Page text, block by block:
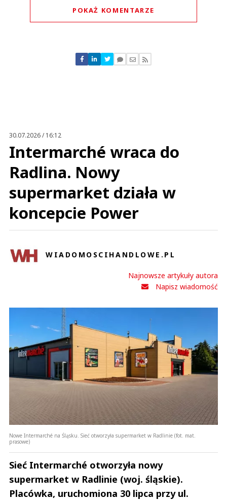
POKAŻ KOMENTARZE
Nie znaleziono komentarzy
Zostaw swoje komentarze
30.07.2026 / 16:12
Intermarché wraca do
Radlina. Nowy
supermarket działa w
koncepcie Power
WIADOMOSCIHANDLOWE.PL
Najnowsze artykuły autora
Napisz wiadomość
Nowe Intermarché na Śląsku. Sieć otworzyła supermarket w Radlinie (fot. mat.
prasowe)
Sieć Intermarché otworzyła nowy
supermarket w Radlinie (woj. śląskie).
Placówka, uruchomiona 30 lipca przy ul.